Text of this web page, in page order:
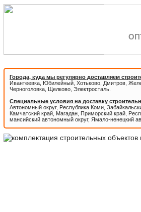
Города, куда мы регулярно доставляем
Ивантеевка, Юбилейный, Хотьково, Дмитров,
Черноголовка, Щелково, Электросталь.
Специальные условия на доставку
Автономный округ, Республика Коми,
Камчатский край, Магадан, Приморский край,
мансийский автономный округ, Ямало-ненецкий